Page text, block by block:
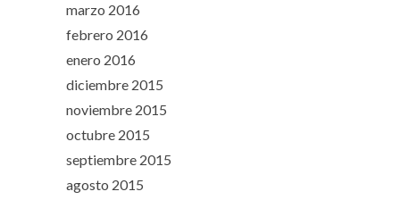
marzo 2016
febrero 2016
enero 2016
diciembre 2015
noviembre 2015
octubre 2015
septiembre 2015
agosto 2015